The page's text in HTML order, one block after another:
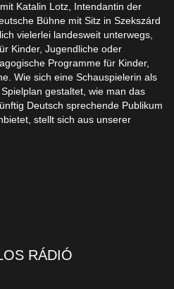
Katalin Lotz, Intendantin der
Bühne mit Sitz in Szekszárd
vielerlei landesweit unterwegs,
Kinder, Jugendliche oder
Programme für Kinder,
Wie sich eine Schauspielerin als
gestaltet, wie man das
Deutsch sprechende Publikum
stellt sich aus unserer
RÁDIÓ